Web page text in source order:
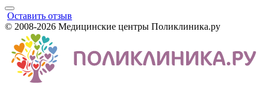
Оставить отзыв
© 2008-2026 Медицинские центры Поликлиника.ру